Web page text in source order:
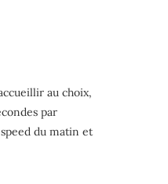
au choix,
par
du matin et